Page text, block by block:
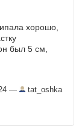
хорошо,
был 5 см,
— tat_oshka